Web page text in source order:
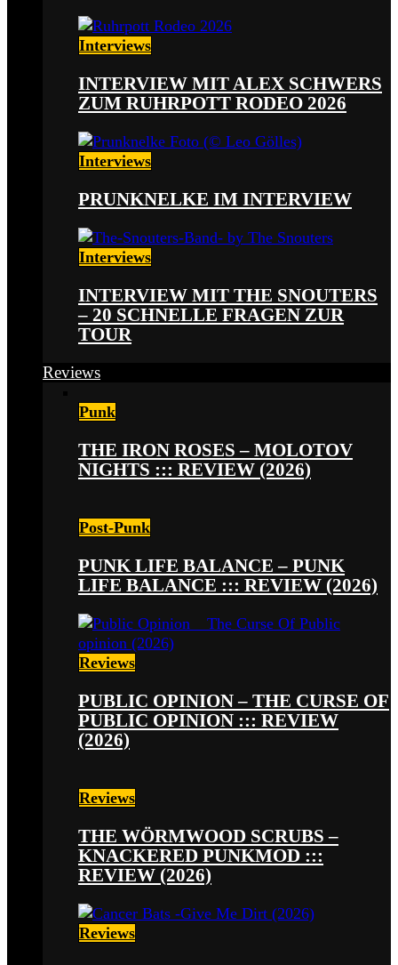
Interviews
INTERVIEW MIT ALEX SCHWERS
ZUM RUHRPOTT RODEO 2026
Interviews
PRUNKNELKE IM INTERVIEW
Interviews
INTERVIEW MIT THE SNOUTERS
– 20 SCHNELLE FRAGEN ZUR
TOUR
Reviews
Punk
THE IRON ROSES – MOLOTOV
NIGHTS ::: REVIEW (2026)
Post-Punk
PUNK LIFE BALANCE – PUNK
LIFE BALANCE ::: REVIEW (2026)
Reviews
PUBLIC OPINION – THE CURSE OF
PUBLIC OPINION ::: REVIEW
(2026)
Reviews
THE WÖRMWOOD SCRUBS –
KNACKERED PUNKMOD :::
REVIEW (2026)
Reviews